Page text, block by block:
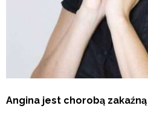
Angina jest chorobą zakaźną